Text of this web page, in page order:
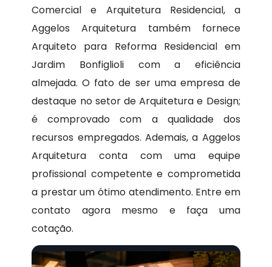
Comercial e Arquitetura Residencial, a
Aggelos Arquitetura também fornece
Arquiteto para Reforma Residencial em
Jardim Bonfiglioli com a eficiência
almejada. O fato de ser uma empresa de
destaque no setor de Arquitetura e Design;
é comprovado com a qualidade dos
recursos empregados. Ademais, a Aggelos
Arquitetura conta com uma equipe
profissional competente e comprometida
a prestar um ótimo atendimento. Entre em
contato agora mesmo e faça uma
cotação.